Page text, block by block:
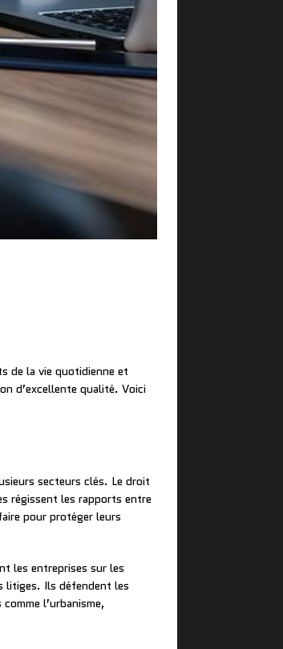
de la vie quotidienne et
d’excellente qualité. Voici
secteurs clés. Le droit
régissent les rapports entre
pour protéger leurs
les entreprises sur les
litiges. Ils défendent les
l’urbanisme,